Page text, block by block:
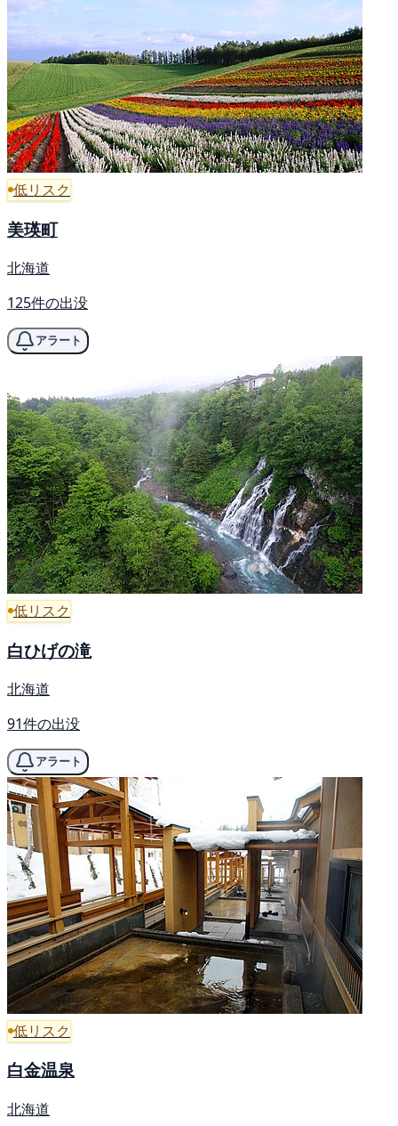
低リスク
美瑛町
北海道
125件の出没
アラート
低リスク
白ひげの滝
北海道
91件の出没
アラート
低リスク
白金温泉
北海道